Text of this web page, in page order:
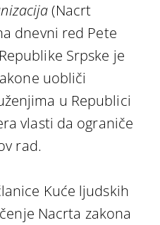
(Nacrt
dnevni red Pete
Srpske je
uobliči
u Republici
vlasti da ograniče
rad.
Kuće ljudskih
Nacrta zakona